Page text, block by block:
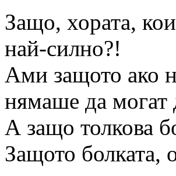
Защо, хората,
най-силно?!
Ами защото ако
нямаше да могат
А защо толкова
Защото болката,